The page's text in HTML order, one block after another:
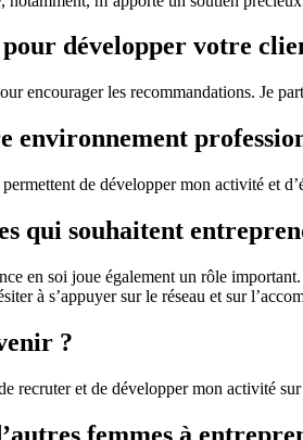
pour développer votre
encourager les recommandations. Je
environnement
de développer mon activité et
qui souhaitent
en soi joue également un rôle
à s’appuyer sur le réseau et sur
?
recruter et de développer mon activité
femmes à